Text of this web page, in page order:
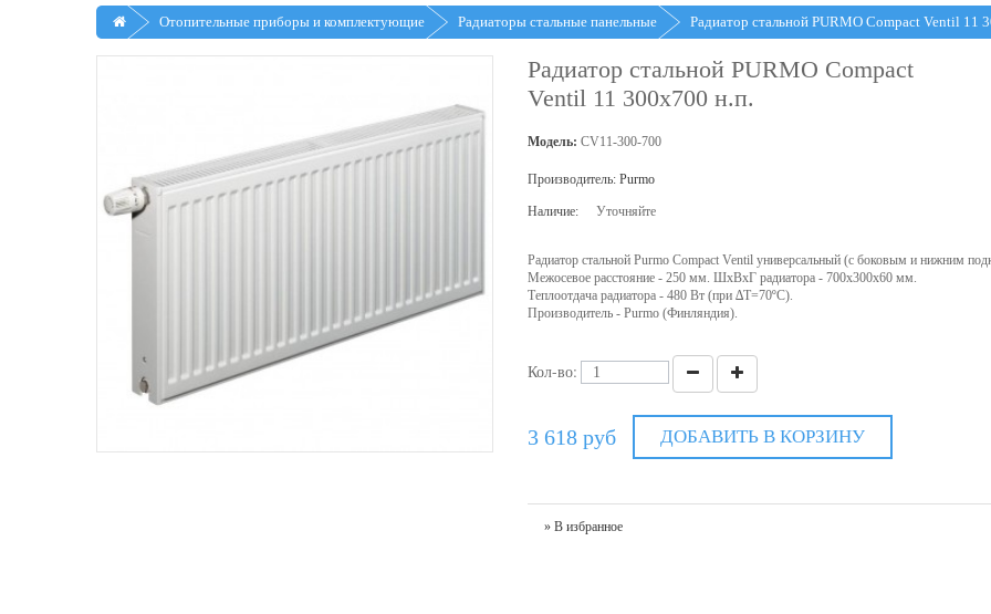
Отопительные приборы и комплектующие Радиаторы стальные панельные Радиатор стальной PURMO Compact Ventil 11
Радиатор стальной PURMO Compact
Ventil 11 300х700 н.п.
Модель: CV11-300-700
Производитель: Purmo
Наличие: Уточняйте
Радиатор стальной Purmo Compact Ventil универсальный (с боковым и нижним
Межосевое расстояние - 250 мм. ШхВхГ радиатора - 700х300х60 мм.
Теплоотдача радиатора - 480 Вт (при ∆T=70ºC).
Производитель - Purmo (Финляндия).
Кол-во:
3 618 руб ДОБАВИТЬ В КОРЗИНУ
» В избранное